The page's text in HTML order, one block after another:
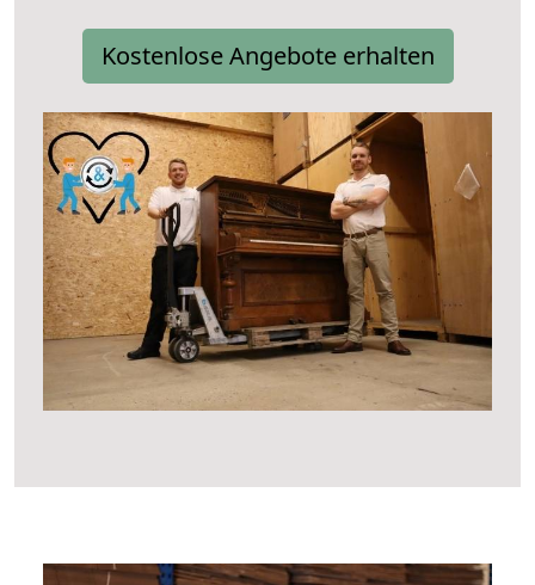
Kostenlose Angebote erhalten